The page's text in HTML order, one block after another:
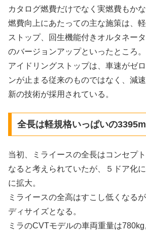
カタログ燃費だけでなく実燃費もか
燃費向上にあたっての主な施策は、
ストップ、回生機能付きオルタネー
のバージョンアップといったところ。
アイドリングストップは、車速がゼ
ンが止まる従来のものではなく、減
新の技術が採用されている。
全長は軽規格いっぱいの
当初、ミライースの全長はコンセプ
なると考えられていたが、５ドア化
に拡大。
ミライースの全高はすこし低くなる
ディサイズとなる。
ミラのCVTモデルの車両重量は